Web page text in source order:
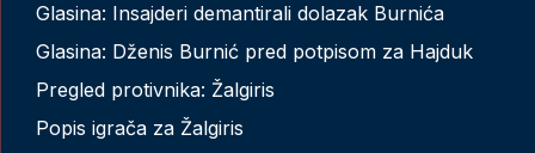
Glasina: Insajderi demantirali dolazak Burnića
Glasina: Dženis Burnić pred potpisom za Hajduk
Pregled protivnika: Žalgiris
Popis igrača za Žalgiris